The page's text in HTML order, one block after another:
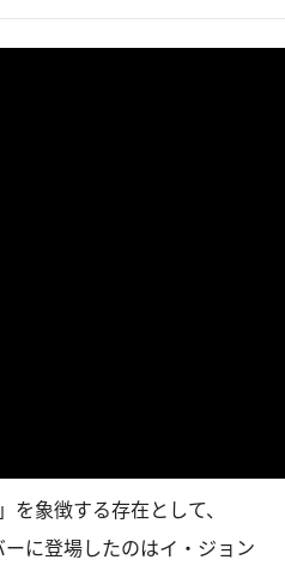
を象徴する存在として、
ーに登場したのはイ・ジョン